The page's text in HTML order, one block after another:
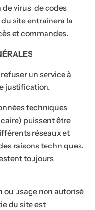
virus, de codes
site entraînera la
et commandes.
un service à
justification.
techniques
puissent être
réseaux et
raisons techniques.
toujours
ou usage non autorisé
du site est